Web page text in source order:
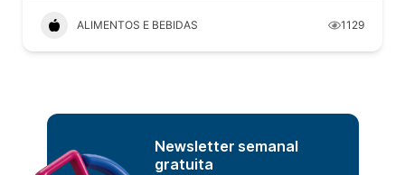
ALIMENTOS E BEBIDAS 1129
Newsletter semanal
gratuita